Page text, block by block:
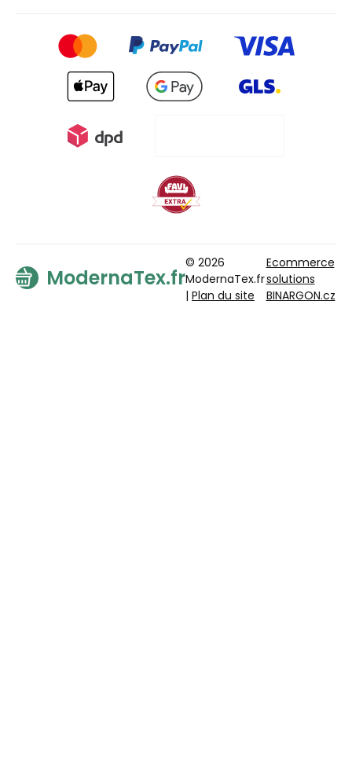
ModernaTex.fr
© 2026
ModernaTex.fr
| Plan du site
Ecommerce
solutions
BINARGON.cz